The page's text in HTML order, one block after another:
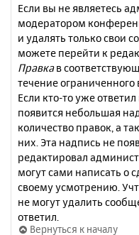
Если вы не являетесь
модератором
и удалять только свои
можете перейти к
Правкав
течение ограниченного
Если кто-то уже
появится небольшая
количество правок, а
них. Эта надпись не
редактировал
могут сами написать о
своему усмотрению.
не могут удалить
ответил.
Вернуться к началу